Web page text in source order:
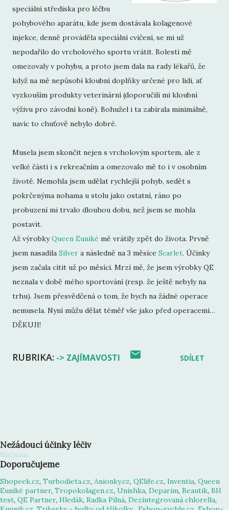
speciální střediska pro léčbu
pohybového aparátu, kde jsem dostávala kolagenové
injekce, denně prováděla speciální cvičení, se mi už
nepodařilo do vrcholového sportu vrátit. Bolesti mě
omezovaly v pohybu, a proto jsem dala na rady lékařů, že
když na mě nepůsobí kloubní doplňky určené pro lidi, ať
vyzkouším produkty veterinární (doporučili mi kloubní
výživu pro závodní koně). Bohužel i ta zabírala minimálně,
navíc to chuťově nebylo dobré.
Musela jsem skončit nejen s vrcholovým sportem, ale z
velké části i s rekreačním a omezovalo mě to i v osobním
životě. Nemohla jsem udělat rychlejší pohyb, sedět s
pokrčenýma nohama u stolu jako ostatní, ráno po
probuzení mi trvalo dlouhou dobu, než jsem se mohla
postavit.
Až výrobkyQueen Euniké mě vrátily zpět do života. Prvně
jsem nasadila Silver a následně na 3 měsíce Scarlet. Účinky
jsem začala cítit už po měsíci. Mrzí mě, že jsem výrobky QE
neznala v době mého sportování (resp. že ještě nebyly na
trhu). Jsem přesvědčená o tom, že bych na žádné operace
nemusela. Nyní můžu dělat téměř vše jako před operacemi…
DĚKUJI!
RUBRIKA: -> ZAJÍMAVOSTI SDÍLET
Nežádoucí účinky léčiv
Načítání
Doporučujeme
Shopeek.cz, Turbodieta.cz, Anionky.cz, QElife.cz, Inventia, Queen
Euniké partner, Tropokolagen.cz, Unishka, Deparim, Beautik, BH
test, QE Partner, Hledák, Radka Pilná, Dezintegrovaná chlorella,